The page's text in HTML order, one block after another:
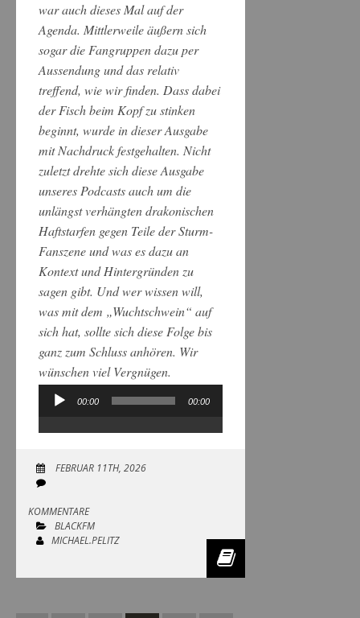
war auch dieses Mal auf der
Agenda. Mittlerweile äußern sich
sogar die Fangruppen dazu per
Aussendung und das relativ
treffend, wie wir finden. Dass dabei
der Fisch beim Kopf zu stinken
beginnt, wurde in dieser Ausgabe
mit Nachdruck festgehalten. Nicht
zuletzt drehte sich diese Ausgabe
unseres Podcasts auch um die
unlängst verhängten drakonischen
Haftstarfen gegen Teile der Sturm-
Fanszene und was es dazu an
Kontext und Hintergründen zu
sagen gibt. Und wer wissen will,
was mit dem „Wuchtschwein“ auf
sich hat, sollte sich diese Folge bis
ganz zum Schluss anhören. Wir
wünschen viel Vergnügen.
Audio-
00:00 00:00
FEBRUAR 11TH, 2026
KOMMENTARE
BLACKFM
MICHAEL.PELITZ